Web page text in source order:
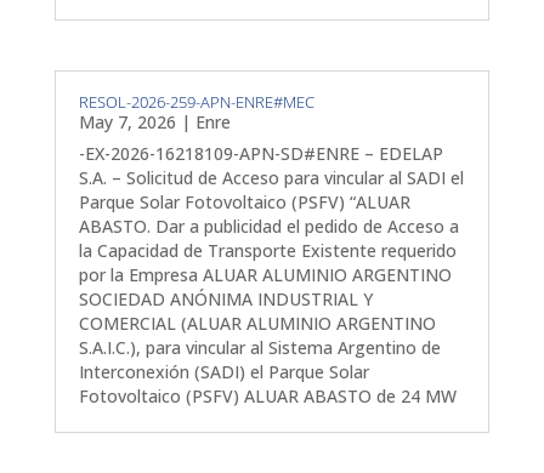
RESOL-2026-259-APN-ENRE#MEC
May 7, 2026 | Enre
-EX-2026-16218109-APN-SD#ENRE – EDELAP
S.A. – Solicitud de Acceso para vincular al SADI el
Parque Solar Fotovoltaico (PSFV) “ALUAR
ABASTO. Dar a publicidad el pedido de Acceso a
la Capacidad de Transporte Existente requerido
por la Empresa ALUAR ALUMINIO ARGENTINO
SOCIEDAD ANÓNIMA INDUSTRIAL Y
COMERCIAL (ALUAR ALUMINIO ARGENTINO
S.A.I.C.), para vincular al Sistema Argentino de
Interconexión (SADI) el Parque Solar
Fotovoltaico (PSFV) ALUAR ABASTO de 24 MW